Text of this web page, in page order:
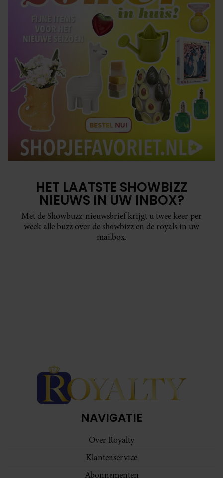
HET LAATSTE SHOWBIZZ
NIEUWS IN UW INBOX?
Met de Showbuzz-nieuwsbrief krijgt u twee keer per
week alle buzz over de showbizz en de royals in uw
mailbox.
NAVIGATIE
Over Royalty
Klantenservice
Abonnementen